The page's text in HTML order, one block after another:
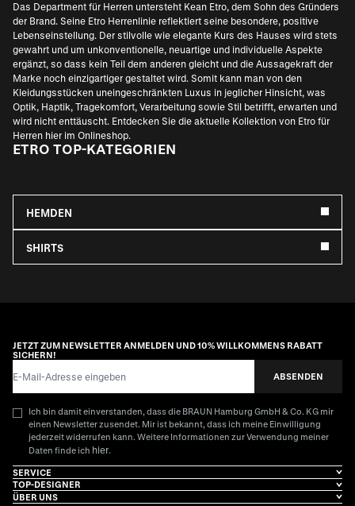
Das Department für Herren untersteht Kean Etro, dem Sohn des Gründers
der Brand. Seine Etro Herrenlinie reflektiert seine besondere, positive
Lebenseinstellung. Der stilvolle wie elegante Kurs des Hauses wird stets
gewahrt und um unkonventionelle, neuartige und individuelle Aspekte
ergänzt, so dass kein Teil dem anderen gleicht und die Aussagekraft der
Marke noch einzigartiger gestaltet wird. Somit kann man von den
Kleidungsstücken uneingeschränkten Luxus in jeglicher Hinsicht, was
Optik, Haptik, Tragekomfort, Verarbeitung sowie Stil betrifft, erwarten und
wird nicht enttäuscht. Entdecken Sie die aktuelle Kollektion von Etro für
Herren hier im Onlineshop.
ETRO TOP-KATEGORIEN
HEMDEN
SHIRTS
JETZT ZUM NEWSLETTER ANMELDEN UND 10% WILLKOMMENS RABATT
SICHERN!
ABSENDEN
Ich bin damit einverstanden, dass die BRAUN Hamburg GmbH & Co. KG mir
einen Newsletter zusendet. Mir ist bekannt, dass ich meine Einwilligung
jederzeit widerrufen kann. Weitere Informationen zur Verwendung meiner
Daten finde ich hier.
SERVICE
TOP-DESIGNER
ÜBER UNS